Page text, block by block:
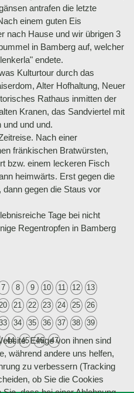
antrafen die letzte
einem guten Eis
nach Hause und wir übrigen 3
in Bamberg auf, welcher
endete.
Kulturtour durch das
Alter Hofhaltung, Neuer
Rathaus inmitten der
Kranen, das Sandviertel mit
und und.
Nach einer
fränkischen Bratwürsten,
bzw. einem leckeren Fisch
heimwärts. Erst gegen die
gegen die Staus vor
Tage bei nicht
Regentropfen in Bamberg
7 8 9 10 11 12 13
20 21 22 23 24 25 26
34 35 36 37 38 39
44 45 46 47
von Schliersee zum Auracher
Radltour zum Fohnsee bei den
Einige von ihnen sind
während andere uns helfen,
zu verbessern (Tracking
ob Sie die Cookies